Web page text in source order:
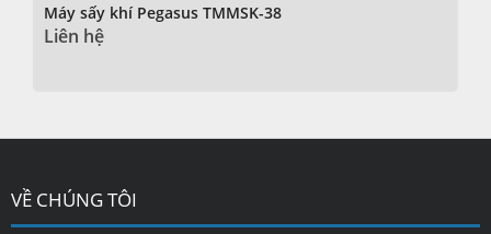
Máy sấy khí Pegasus TMMSK-38
Liên hệ
VỀ CHÚNG TÔI